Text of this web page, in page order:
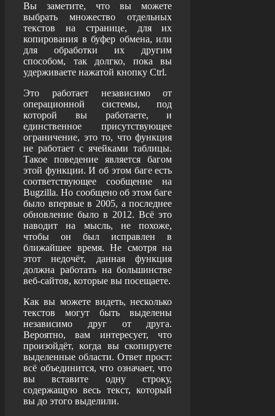
Вы заметите, что вы можете
выбрать множество отдельных
текстов на странице, для их
копирования в буфер обмена, или
для обработки их другим
способом, так долгко, пока вы
удерживаете нажатой кнопку Ctrl.
Это работает независимо от
операционной системы, под
которой вы работаете, и
единственное присутствующее
ограничение, это то, что функция
не работает с ячейками таблицы.
Такое поведение является багом
этой функции. И об этом баге есть
соответствующее сообщение на
Bugzilla. Но сообщено об этом баге
было впервые в 2005, а последнее
обновление было в 2012. Всё это
наводит на мысль, не похоже,
чтобы он был исправлен в
ближайшее время. Не смотря на
этот недочёт, данная функция
должна работать на большинстве
веб-сайтов, которые вы посещаете.
Как вы можете видеть, несколько
текстов могут быть выделены
независимо друг от друга.
Вероятно, вам интересует, что
произойдёт, когда вы скопируете
выделенные области. Ответ прост:
всё объединится, что означает, что
вы вставите одну строку,
содержащую весь текст, который
вы до этого выделили.